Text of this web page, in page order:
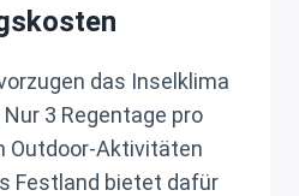
das Inselklima
3 Regentage pro
Outdoor-Aktivitäten
Festland bietet dafür